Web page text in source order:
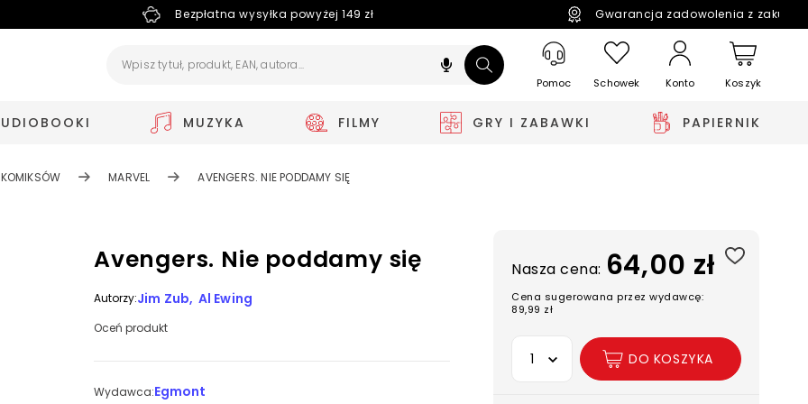
Bezpłatna wysyłka powyżej 149 zł Gwarancja zadowolenia z
Pomoc Schowek Konto Koszyk
MUZYKA FILMY GRY I ZABAWKI PAPIERNIK
MARVEL AVENGERS. NIE PODDAMY SIĘ
Avengers. Nie poddamy się
Autorzy:Jim Zub Al Ewing
Oceń produkt
Wydawca:Egmont
Nasza cena: 64,00 zł
Cena sugerowana przez wydawcę:
89,99 zł
Wybierz opcję
DO KOSZYKA